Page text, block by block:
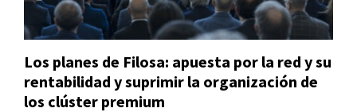
Los planes de Filosa: apuesta por la red y su
rentabilidad y suprimir la organización de
los clúster premium